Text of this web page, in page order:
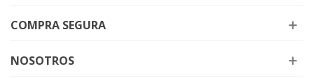
COMPRA SEGURA
NOSOTROS